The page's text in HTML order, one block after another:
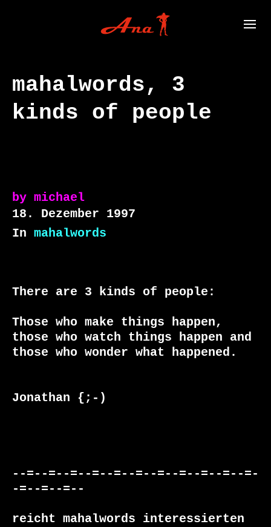
mahalwords, 3
kinds of people
by michael
18. Dezember 1997
In mahalwords
There are 3 kinds of people:
Those who make things happen,
those who watch things happen and
those who wonder what happened.
Jonathan {;-)
--=--=--=--=--=--=--=--=--=--=--=-
-=--=--=--
reicht mahalwords interessierten